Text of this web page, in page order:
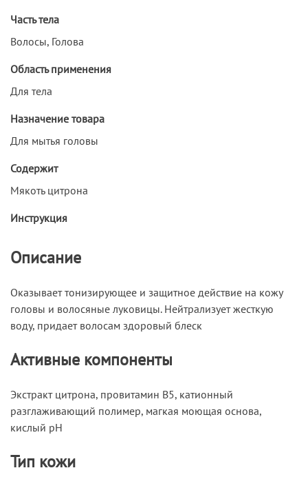
Часть тела
Волосы, Голова
Область применения
Для тела
Назначение товара
Для мытья головы
Содержит
Мякоть цитрона
Инструкция
Описание
Оказывает тонизирующее и защитное действие на кожу
головы и волосяные луковицы. Нейтрализует жесткую
воду, придает волосам здоровый блеск
Активные компоненты
Экстракт цитрона, провитамин В5, катионный
разглаживающий полимер, магкая моющая основа,
кислый pH
Тип кожи